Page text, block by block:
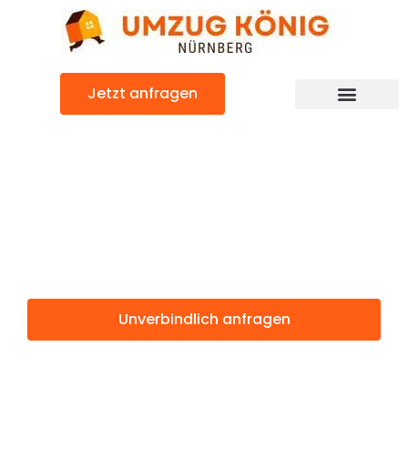
Jetzt anfragen
Unverbindlich anfragen